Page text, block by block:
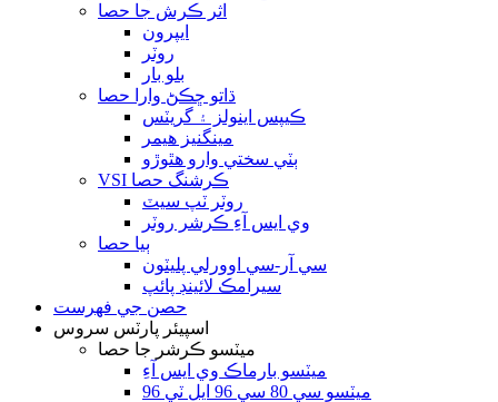
اثر ڪرش جا حصا
ايپرون
روٽر
بلو بار
ڌاتو ڇڪڻ وارا حصا
ڪيپس اينولز ۽ گريٽس
مينگنيز هيمر
ٻٽي سختي وارو هٿوڙو
VSI ڪرشنگ حصا
روٽر ٽپ سيٽ
وي ايس آءِ ڪرشر روٽر
ٻيا حصا
سي آر-سي اوورلي پليٽون
سيرامڪ لائينڊ پائپ
حصن جي فهرست
اسپيئر پارٽس سروس
ميٽسو ڪرشر جا حصا
ميٽسو بارماڪ وي ايس آءِ
ميٽسو سي 80 سي 96 ايل ٽي 96